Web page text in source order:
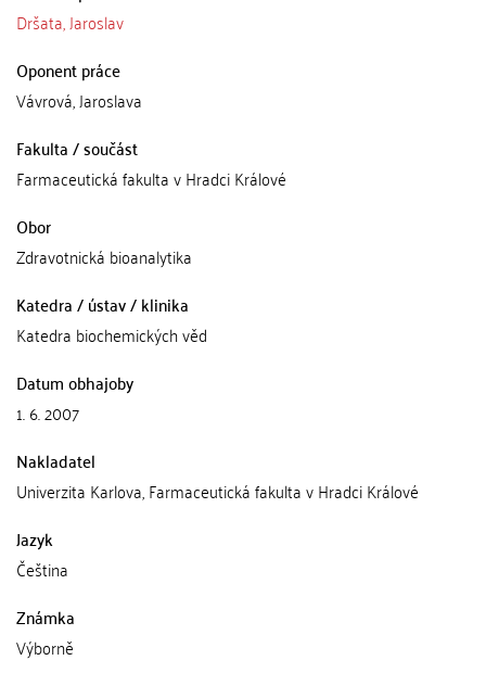
Dršata, Jaroslav
Oponent práce
Vávrová, Jaroslava
Fakulta / součást
Farmaceutická fakulta v Hradci Králové
Obor
Zdravotnická bioanalytika
Katedra / ústav / klinika
Katedra biochemických věd
Datum obhajoby
1. 6. 2007
Nakladatel
Univerzita Karlova, Farmaceutická fakulta v Hradci Králové
Jazyk
Čeština
Známka
Výborně